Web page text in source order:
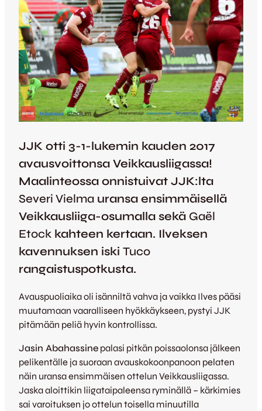
JJK otti 3-1-lukemin kauden 2017
avausvoittonsa Veikkausliigassa!
Maalinteossa onnistuivat JJK:lta
Severi Vielma uransa ensimmäisellä
Veikkausliiga-osumalla sekä Gaël
Etock kahteen kertaan. Ilveksen
kavennuksen iski Tuco
rangaistuspotkusta.
Avauspuoliaika oli isänniltä vahva ja vaikka Ilves pääsi
muutamaan vaaralliseen hyökkäykseen, pystyi JJK
pitämään peliä hyvin kontrollissa.
Jasin Abahassine palasi pitkän poissaolonsa jälkeen
pelikentälle ja suoraan avauskokoonpanoon pelaten
näin uransa ensimmäisen ottelun Veikkausliigassa.
Jaska aloittikin liigataipaleensa ryminällä – kärkimies
sai varoituksen jo ottelun toisella minuutilla